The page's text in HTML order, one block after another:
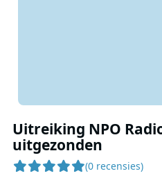
Uitreiking NPO
uitgezonden
(0 recensies)